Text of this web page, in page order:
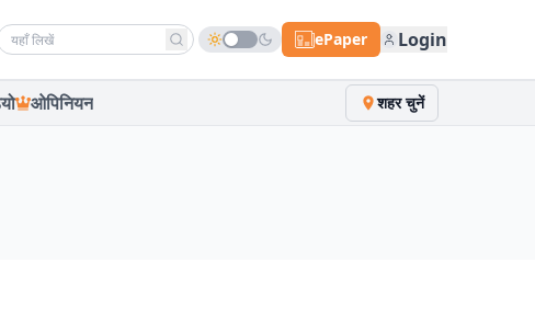
news ePaper Login
ओपिनियन शहर चुनें